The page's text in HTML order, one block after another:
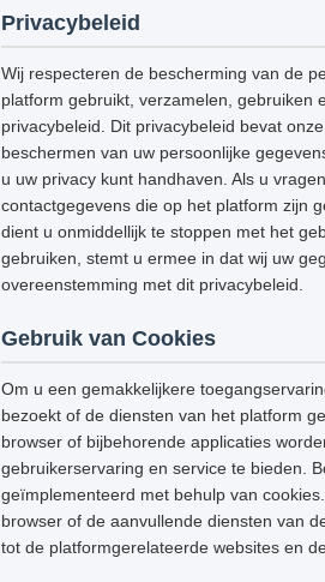
Privacybeleid
Wij respecteren de bescherming van de
platform gebruikt, verzamelen, gebruiken
privacybeleid. Dit privacybeleid bevat
beschermen van uw persoonlijke
u uw privacy kunt handhaven. Als u
contactgegevens die op het platform zijn
dient u onmiddellijk te stoppen met het
gebruiken, stemt u ermee in dat wij uw
overeenstemming met dit privacybeleid.
Gebruik van Cookies
Om u een gemakkelijkere
bezoekt of de diensten van het platform
browser of bijbehorende applicaties
gebruikerservaring en service te bieden.
geïmplementeerd met behulp van
browser of de aanvullende diensten van
tot de platformgerelateerde websites en